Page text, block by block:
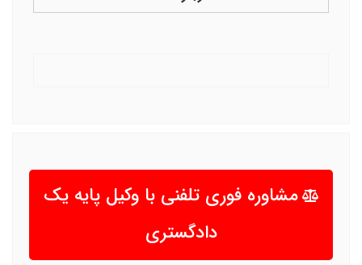
مشاوره فوری تلفنی با وکیل پایه یک
دادگستری